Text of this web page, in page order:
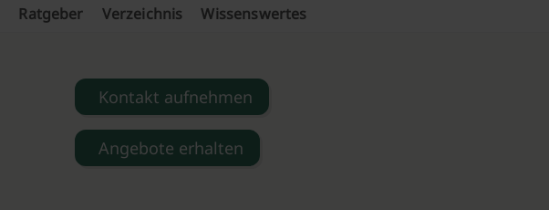
Ratgeber Verzeichnis Wissenswertes
Kontakt aufnehmen
Angebote erhalten